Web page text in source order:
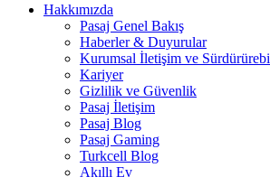
Hakkımızda
Pasaj Genel Bakış
Haberler & Duyurular
Kurumsal İletişim ve
Kariyer
Gizlilik ve Güvenlik
Pasaj İletişim
Pasaj Blog
Pasaj Gaming
Turkcell Blog
Akıllı Ev